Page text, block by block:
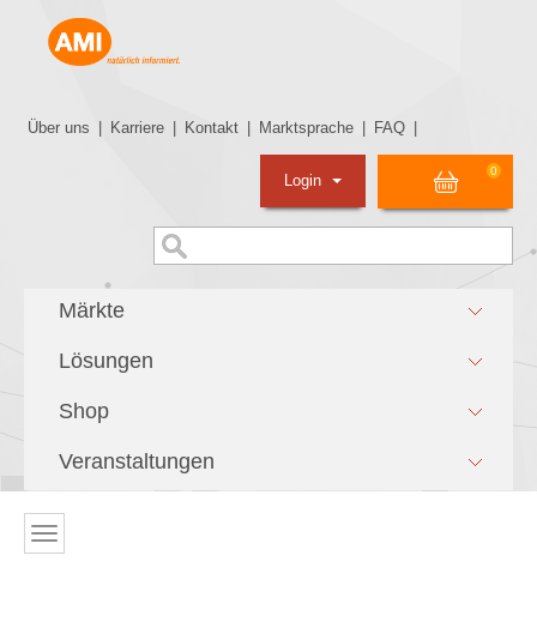
Über uns Karriere Kontakt Marktsprache FAQ
0
Login
Märkte
Lösungen
Shop
Veranstaltungen